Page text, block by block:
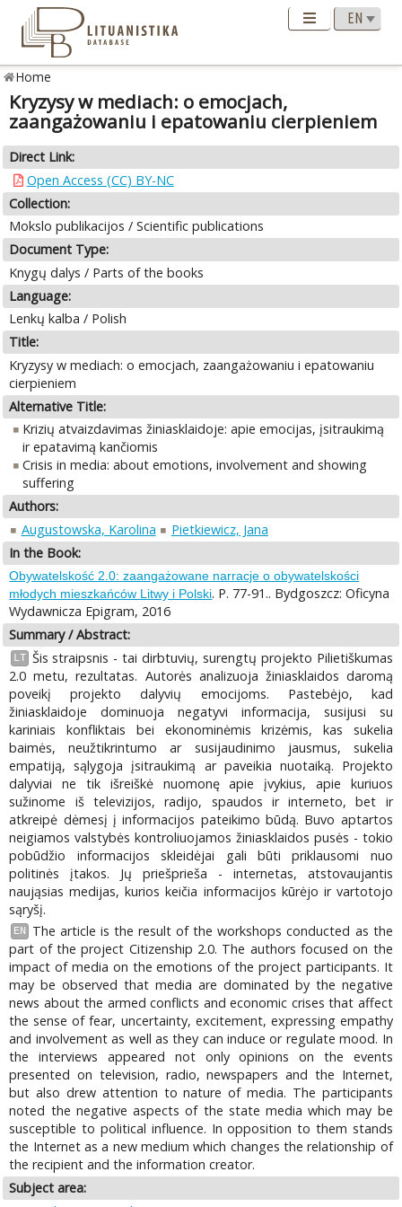
Home
Kryzysy w mediach: o emocjach,
zaangażowaniu i epatowaniu cierpieniem
Direct Link:
Open Access (CC) BY-NC
Collection:
Mokslo publikacijos / Scientific publications
Document Type:
Knygų dalys / Parts of the books
Language:
Lenkų kalba / Polish
Title:
Kryzysy w mediach: o emocjach, zaangażowaniu i epatowaniu
cierpieniem
Alternative Title:
Krizių atvaizdavimas žiniasklaidoje: apie emocijas, įsitraukimą
ir epatavimą kančiomis
Crisis in media: about emotions, involvement and showing
suffering
Authors:
Augustowska, Karolina
Pietkiewicz, Jana
In the Book:
Obywatelskość 2.0: zaangażowane narracje o obywatelskości
młodych mieszkańców Litwy i Polski. P. 77-91.. Bydgoszcz: Oficyna
Wydawnicza Epigram, 2016
Summary / Abstract:
LT Šis straipsnis - tai dirbtuvių, surengtų projekto Pilietiškumas
2.0 metu, rezultatas. Autorės analizuoja žiniasklaidos daromą
poveikį projekto dalyvių emocijoms. Pastebėjo, kad
žiniasklaidoje dominuoja negatyvi informacija, susijusi su
kariniais konfliktais bei ekonominėmis krizėmis, kas sukelia
baimės, neužtikrintumo ar susijaudinimo jausmus, sukelia
empatiją, sąlygoja įsitraukimą ar paveikia nuotaiką. Projekto
dalyviai ne tik išreiškė nuomonę apie įvykius, apie kuriuos
sužinome iš televizijos, radijo, spaudos ir interneto, bet ir
atkreipė dėmesį į informacijos pateikimo būdą. Buvo aptartos
neigiamos valstybės kontroliuojamos žiniasklaidos pusės - tokio
pobūdžio informacijos skleidėjai gali būti priklausomi nuo
politinės įtakos. Jų priešprieša - internetas, atstovaujantis
naująsias medijas, kurios keičia informacijos kūrėjo ir vartotojo
sąryšį.
EN
The article is the result of the workshops conducted as the
part of the project Citizenship 2.0. The authors focused on the
impact of media on the emotions of the project participants. It
may be observed that media are dominated by the negative
news about the armed conflicts and economic crises that affect
the sense of fear, uncertainty, excitement, expressing empathy
and involvement as well as they can induce or regulate mood. In
the interviews appeared not only opinions on the events
presented on television, radio, newspapers and the Internet,
but also drew attention to nature of media. The participants
noted the negative aspects of the state media which may be
susceptible to political influence. In opposition to them stands
the Internet as a new medium which changes the relationship of
the recipient and the information creator.
Subject area: